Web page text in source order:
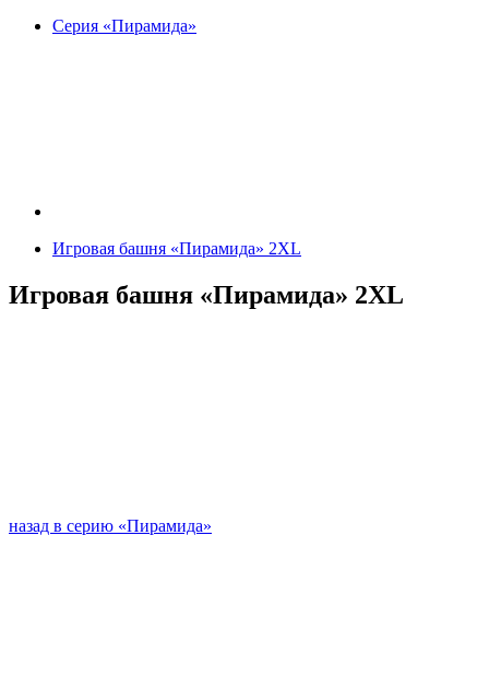
Серия «Пирамида»
Игровая башня «Пирамида» 2XL
Игровая башня «Пирамида» 2XL
назад в серию «Пирамида»